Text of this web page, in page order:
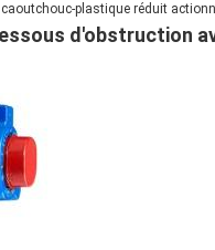
plastique réduit
d'obstruction